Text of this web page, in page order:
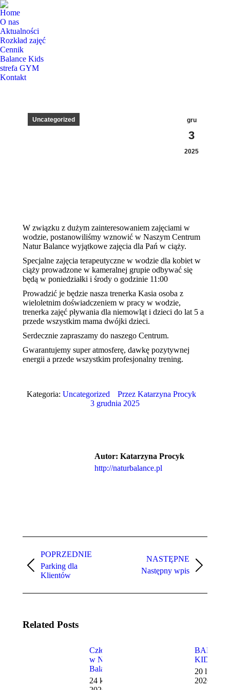
Home
O nas
Aktualności
Rozkład zajęć
Cennik
Balance Kids
strefa GYM
Kontakt
gru
3
2025
Uncategorized
W związku z dużym zainteresowaniem zajęciami w
wodzie, postanowiliśmy wznowić w Naszym Centrum
Natur Balance wyjątkowe zajęcia dla Pań w ciąży.
Specjalne zajęcia terapeutyczne w wodzie dla kobiet w
ciąży prowadzone w kameralnej grupie odbywać się
będą w poniedziałki i środy o godzinie 11:00
Prowadzić je będzie nasza trenerka Kasia osoba z
wieloletnim doświadczeniem w pracy w wodzie,
trenerka zajęć pływania dla niemowląt i dzieci do lat 5 a
przede wszystkim mama dwójki dzieci.
Serdecznie zapraszamy do naszego Centrum.
Gwarantujemy super atmosferę, dawkę pozytywnej
energii a przede wszystkim profesjonalny trening.
Kategoria: Uncategorized Przez Katarzyna Procyk
3 grudnia 2025
Autor: Katarzyna Procyk
http://naturbalance.pl
wpisów
POPRZEDNIE
Poprzedni
wpis:
Parking dla
Klientów
NASTĘPNE
Następny
Następny wpis
Related Posts
Członkostwo
w Natur
Balance
24 kwietnia
KIDS
20 lutego
2026